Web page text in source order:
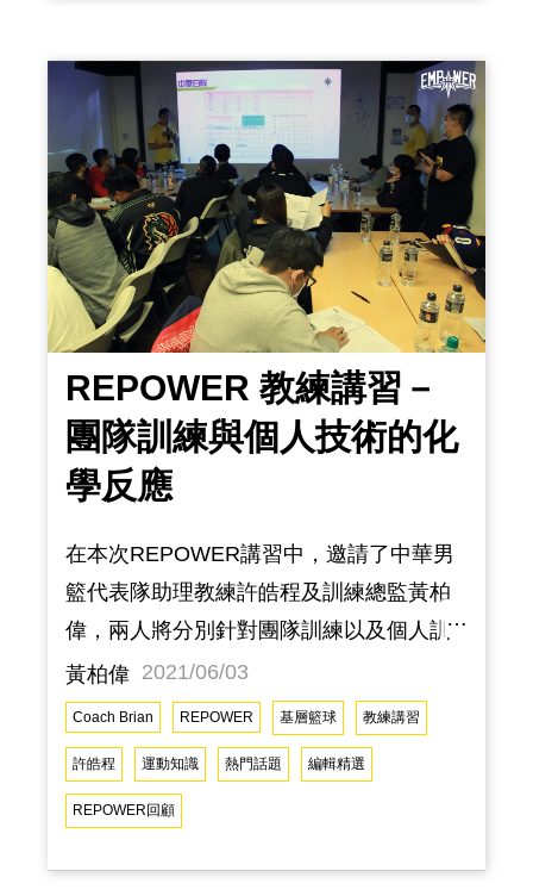
步訓練15分鐘核心訓練5分鐘靜態伸展 第
一項：動態熱身一開始我們會做一些低強
度的跑與跳，提升身體溫度增加血流，讓
沈睡的肌肉起床，快速達到升熱的效果。
當身體開始熱
REPOWER 教練講習－
團隊訓練與個人技術的化
學反應
在本次REPOWER講習中，邀請了中華男
籃代表隊助理教練許皓程及訓練總監黃柏
偉，兩人將分別針對團隊訓練以及個人訓
練等方面進行經驗分享。擁有豐富帶隊經
驗的許皓程教練，分享了團隊訓練課表的
安排和隊伍狀況評估方法；而帶過許多優
秀選手的訓練師黃柏偉，透過自己經驗的
累積，將分享個人訓練的規劃與安排及技
黃柏偉 2021/06/03
Coach Brian REPOWER 基層籃球 教練講習
許皓程 運動知識 熱門話題 編輯精選
REPOWER回顧